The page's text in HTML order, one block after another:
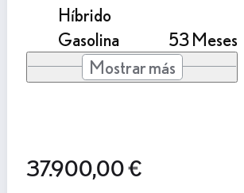
Híbrido
Gasolina
53 Meses
Mostrar más
37.900,00 €